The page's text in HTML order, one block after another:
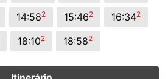
14:582 15:462 16:342
18:102 18:582